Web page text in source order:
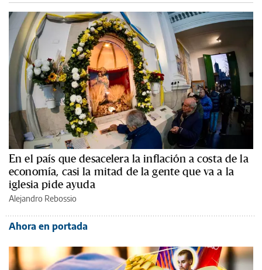
En el país que desacelera la inflación a costa de la
economía, casi la mitad de la gente que va a la
iglesia pide ayuda
Alejandro Rebossio
Ahora en portada